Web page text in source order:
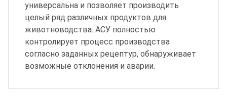
универсальна и позволяет производить
целый ряд различных продуктов для
животноводства. АСУ полностью
контролирует процесс производства
согласно заданных рецептур, обнаруживает
возможные отклонения и аварии.